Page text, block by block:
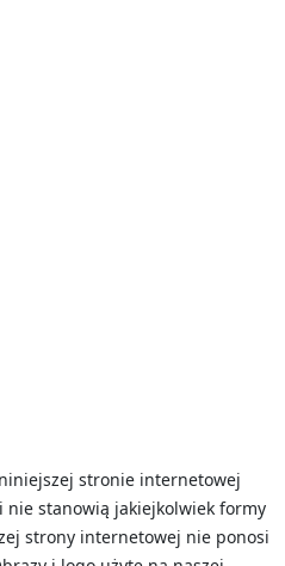
stronie internetowej
stanowią jakiejkolwiek formy
strony internetowej nie ponosi